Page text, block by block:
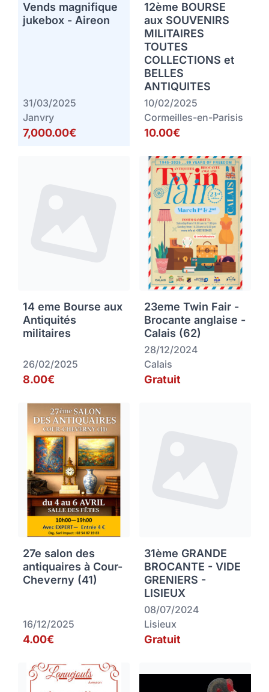
Vends magnifique
jukebox - Aireon
31/03/2025
Janvry
7,000.00€
12ème BOURSE
aux SOUVENIRS
MILITAIRES
TOUTES
COLLECTIONS et
BELLES
ANTIQUITES
10/02/2025
Cormeilles-en-Parisis
10.00€
14 eme Bourse aux
Antiquités
militaires
26/02/2025
8.00€
23eme Twin Fair -
Brocante anglaise -
Calais (62)
28/12/2024
Calais
Gratuit
27e salon des
antiquaires à Cour-
Cheverny (41)
16/12/2025
4.00€
31ème GRANDE
BROCANTE - VIDE
GRENIERS -
LISIEUX
08/07/2024
Lisieux
Gratuit